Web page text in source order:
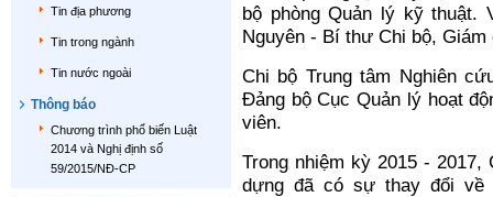
Tin địa phương
Tin trong ngành
Tin nước ngoài
Thông báo
Chương trình phổ biến Luật
2014 và Nghị định số
59/2015/NĐ-CP
bộ phòng Quản lý kỹ thuật.
Nguyên - Bí thư Chi bộ, Giám
Chi bộ Trung tâm Nghiên
Đảng bộ Cục Quản lý hoạt
viên.
Trong nhiệm kỳ 2015 -
dựng đã có sự thay đổi về